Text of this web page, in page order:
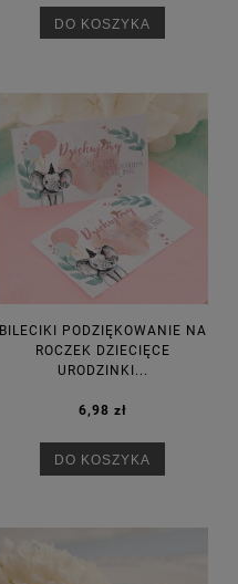
DO KOSZYKA
BILECIKI PODZIĘKOWANIE NA
ROCZEK DZIECIĘCE
URODZINKI...
6,98 zł
DO KOSZYKA